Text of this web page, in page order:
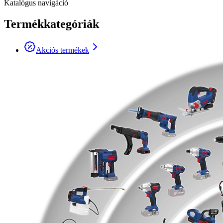
Katalógus navigáció
Termékkategóriák
Akciós termékek